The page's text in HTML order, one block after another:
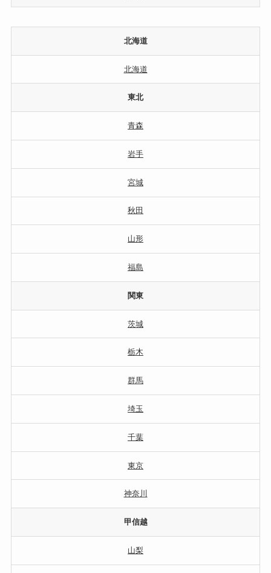
北海道
北海道
東北
青森
岩手
宮城
秋田
山形
福島
関東
茨城
栃木
群馬
埼玉
千葉
東京
神奈川
甲信越
山梨